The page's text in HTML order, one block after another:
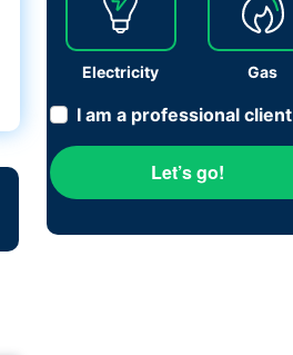
Electricity Gas
I am a professional client
Let’s go!